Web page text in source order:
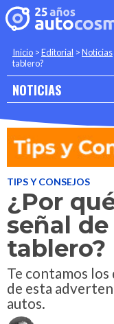
Inicio >Editorial >Noticias
tablero?
NOTICIAS
TIPS Y CONSEJOS
¿Por
señal
tablero?
Te contamos
de esta
autos.